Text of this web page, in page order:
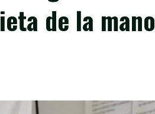
de la mano